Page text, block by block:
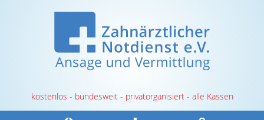
kostenlos - bundesweit - privatorganisiert - alle Kassen